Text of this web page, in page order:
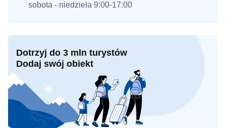
sobota - niedziela 9:00-17:00
Dotrzyj do 3 mln turystów
Dodaj swój obiekt